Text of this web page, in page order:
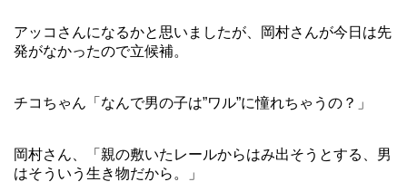
アッコさんになるかと思いましたが、岡村さんが今日は先
発がなかったので立候補。
チコちゃん「なんで男の子は”ワル”に憧れちゃうの？」
岡村さん、「親の敷いたレールからはみ出そうとする、男
はそういう生き物だから。」